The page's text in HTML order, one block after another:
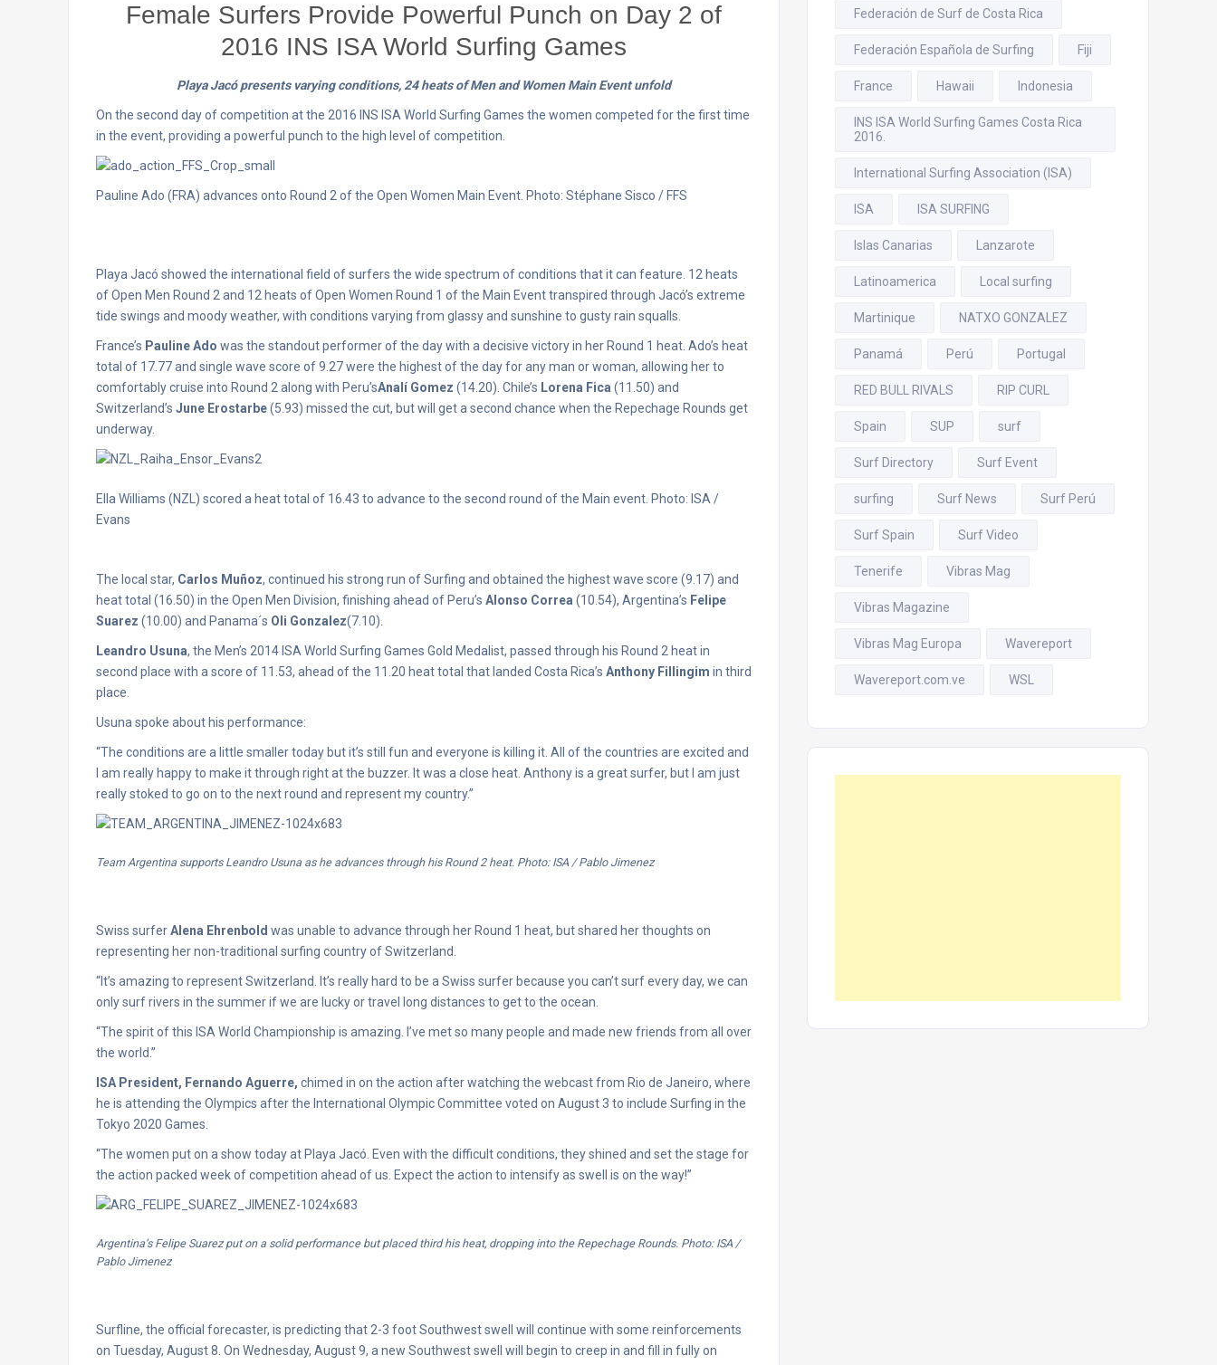
Female Surfers Provide Powerful Punch on Day 2 of
2016 INS ISA World Surfing Games
Playa Jacó presents varying conditions, 24 heats of Men and Women Main Event unfold
On the second day of competition at the 2016 INS ISA World Surfing Games the women competed for the first time
in the event, providing a powerful punch to the high level of competition.
Pauline Ado (FRA) advances onto Round 2 of the Open Women Main Event. Photo: Stéphane Sisco / FFS
Playa Jacó showed the international field of surfers the wide spectrum of conditions that it can feature. 12 heats
of Open Men Round 2 and 12 heats of Open Women Round 1 of the Main Event transpired through Jacó’s extreme
tide swings and moody weather, with conditions varying from glassy and sunshine to gusty rain squalls.
France’s Pauline Ado was the standout performer of the day with a decisive victory in her Round 1 heat. Ado’s heat
total of 17.77 and single wave score of 9.27 were the highest of the day for any man or woman, allowing her to
comfortably cruise into Round 2 along with Peru’sAnalí Gomez (14.20). Chile’s Lorena Fica (11.50) and
Switzerland’s June Erostarbe(5.93) missed the cut, but will get a second chance when the Repechage Rounds get
underway.
Ella Williams (NZL) scored a heat total of 16.43 to advance to the second round of the Main event. Photo: ISA /
Evans
The local star, Carlos Muñoz, continued his strong run of Surfing and obtained the highest wave score (9.17) and
heat total (16.50) in the Open Men Division, finishing ahead of Peru’s Alonso Correa (10.54), Argentina’s Felipe
Suarez (10.00) and Panama´s Oli Gonzalez(7.10).
Leandro Usuna, the Men’s 2014 ISA World Surfing Games Gold Medalist, passed through his Round 2 heat in
second place with a score of 11.53, ahead of the 11.20 heat total that landed Costa Rica’s Anthony Fillingim in third
place.
Usuna spoke about his performance:
“The conditions are a little smaller today but it’s still fun and everyone is killing it. All of the countries are excited and
I am really happy to make it through right at the buzzer. It was a close heat. Anthony is a great surfer, but I am just
really stoked to go on to the next round and represent my country.”
Team Argentina supports Leandro Usuna as he advances through his Round 2 heat. Photo: ISA / Pablo Jimenez
Swiss surferAlena Ehrenbold was unable to advance through her Round 1 heat, but shared her thoughts on
representing her non-traditional surfing country of Switzerland.
“It’s amazing to represent Switzerland. It’s really hard to be a Swiss surfer because you can’t surf every day, we can
only surf rivers in the summer if we are lucky or travel long distances to get to the ocean.
“The spirit of this ISA World Championship is amazing. I’ve met so many people and made new friends from all over
the world.”
ISA President, Fernando Aguerre, chimed in on the action after watching the webcast from Rio de Janeiro, where
he is attending the Olympics after the International Olympic Committee voted on August 3 to include Surfing in the
Tokyo 2020 Games.
“The women put on a show today at Playa Jacó. Even with the difficult conditions, they shined and set the stage for
the action packed week of competition ahead of us. Expect the action to intensify as swell is on the way!”
Argentina’s Felipe Suarez put on a solid performance but placed third his heat, dropping into the Repechage Rounds. Photo: ISA /
Pablo Jimenez
Surfline, the official forecaster, is predicting that 2-3 foot Southwest swell will continue with some reinforcements
on Tuesday, August 8. On Wednesday, August 9, a new Southwest swell will begin to creep in and fill in fully on
Federación de Surf de Costa Rica
Federación Española de Surfing Fiji
France Hawaii Indonesia
INS ISA World Surfing Games Costa Rica
2016.
International Surfing Association (ISA)
ISA ISA SURFING
Islas Canarias Lanzarote
Latinoamerica Local surfing
Martinique NATXO GONZALEZ
Panamá Perú Portugal
RED BULL RIVALS RIP CURL
Spain SUP surf
Surf Directory Surf Event
surfing Surf News Surf Perú
Surf Spain Surf Video
Tenerife Vibras Mag
Vibras Magazine
Vibras Mag Europa Wavereport
Wavereport.com.ve WSL